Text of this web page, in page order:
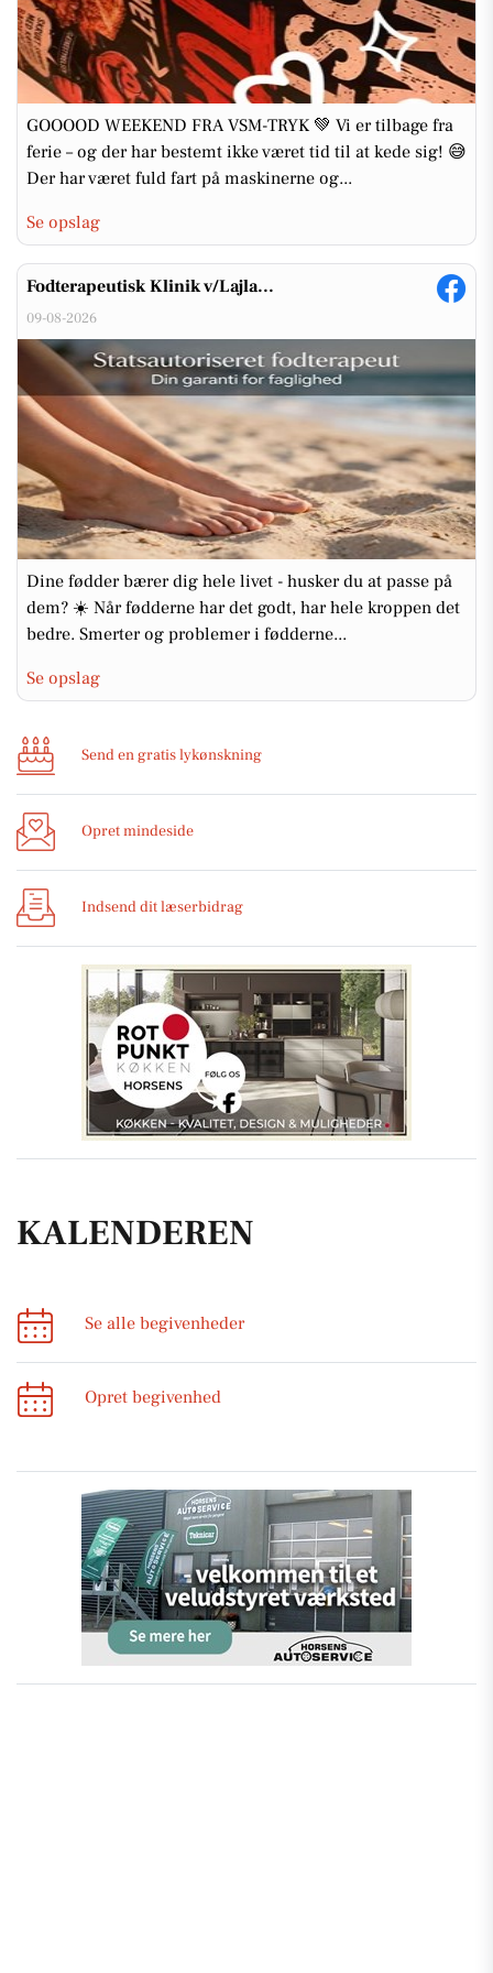
GOOOOD WEEKEND FRA VSM-TRYK 💚 Vi er tilbage fra
ferie – og der har bestemt ikke været tid til at kede sig! 😅
Der har været fuld fart på maskinerne og...
Se opslag
Fodterapeutisk Klinik v/Lajla...
09-08-2026
Dine fødder bærer dig hele livet - husker du at passe på
dem? ☀️ Når fødderne har det godt, har hele kroppen det
bedre. Smerter og problemer i fødderne...
Se opslag
Send en gratis lykønskning
Opret mindeside
Indsend dit læserbidrag
KALENDEREN
Se alle begivenheder
Opret begivenhed